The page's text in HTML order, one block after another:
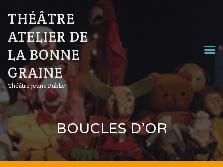
THÉÂTRE
ATELIER DE
LA BONNE
GRAINE
Théâtre Jeune Public
BOUCLES D’OR